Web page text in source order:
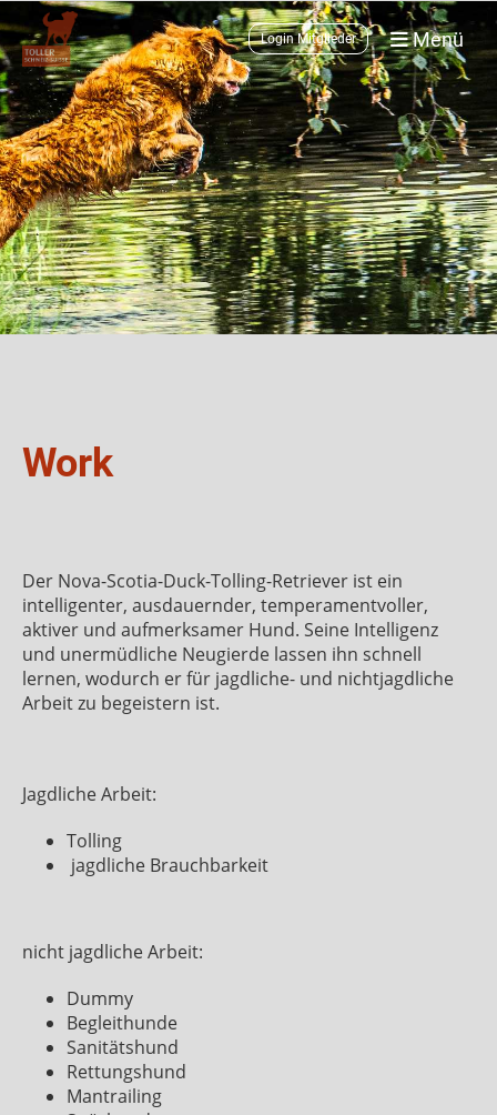
Login Mitglieder Menü
Work
Der Nova-Scotia-Duck-Tolling-Retriever ist ein
intelligenter, ausdauernder, temperamentvoller,
aktiver und aufmerksamer Hund. Seine Intelligenz
und unermüdliche Neugierde lassen ihn schnell
lernen, wodurch er für jagdliche- und nichtjagdliche
Arbeit zu begeistern ist.
Jagdliche Arbeit:
Tolling
jagdliche Brauchbarkeit
nicht jagdliche Arbeit:
Dummy
Begleithunde
Sanitätshund
Rettungshund
Mantrailing